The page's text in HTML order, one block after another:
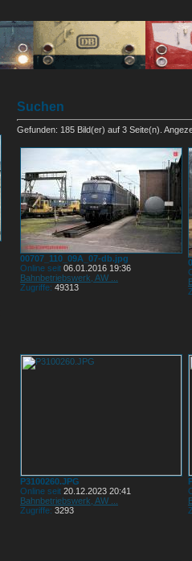
Suchen
Gefunden: 185 Bild(er) auf 3 Seite(n).
00707_110_09A_07-db.jpg
Online seit 06.01.2016 19:36
Bahnbetriebswerk, AW ...
Zugriffe: 49313
P3100260.JPG
Online seit 20.12.2023 20:41
Bahnbetriebswerk, AW ...
Zugriffe: 3293